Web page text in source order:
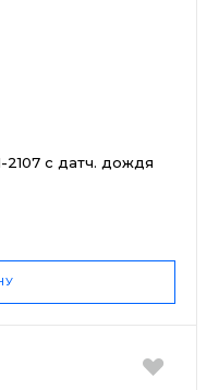
2107 с датч. дождя